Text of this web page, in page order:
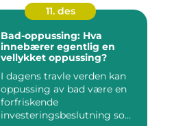
11. des
Bad-oppussing: Hva
innebærer egentlig en
vellykket oppussing?
I dagens travle verden kan
oppussing av bad være en
forfriskende
investeringsbeslutning som